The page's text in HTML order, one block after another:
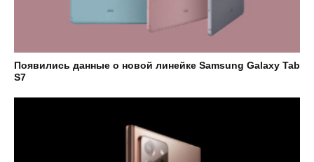
Появились данные о новой линейке Samsung Galaxy Tab
S7